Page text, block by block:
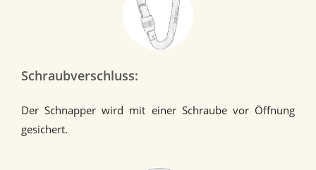
Schraubverschluss:
Der Schnapper wird mit einer Schraube vor Öffnung
gesichert.